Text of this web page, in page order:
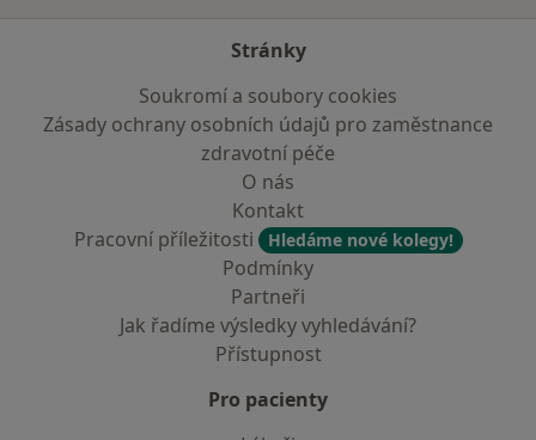
Stránky
Soukromí a soubory cookies
Zásady ochrany osobních údajů pro zaměstnance
zdravotní péče
O nás
Kontakt
Pracovní příležitosti
Hledáme nové kolegy!
Podmínky
Partneři
Jak řadíme výsledky vyhledávání?
Přístupnost
Pro pacienty